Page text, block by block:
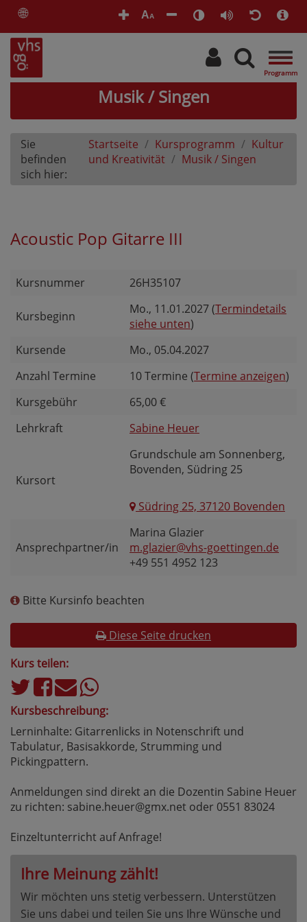
🌐 AA
Musik / Singen
Sie
befinden
sich hier:
Startseite Kursprogramm
Kultur
und Kreativität
Musik / Singen
Acoustic Pop Gitarre III
Kursnummer 26H35107
Kursbeginn Mo., 11.01.2027 (Termindetails
siehe unten)
Kursende
Mo., 05.04.2027
Anzahl Termine
10 Termine (Termine anzeigen)
Kursgebühr
65,00 €
Lehrkraft
Sabine Heuer
Kursort
Grundschule am Sonnenberg,
Bovenden, Südring 25
Südring 25, 37120 Bovenden
Ansprechpartner/in
Marina Glazier
m.glazier@vhs-goettingen.de
+49 551 4952 123
Bitte Kursinfo beachten
Diese Seite drucken
Kurs teilen:
Kursbeschreibung:
Lerninhalte: Gitarrenlicks in Notenschrift und
Tabulatur, Basisakkorde, Strumming und
Pickingpattern.
Anmeldungen sind direkt an die Dozentin Sabine Heuer
zu richten: sabine.heuer@gmx.net oder 0551 83024
Einzeltunterricht auf Anfrage!
Ihre Meinung zählt!
Wir möchten uns stetig verbessern. Unterstützen
Sie uns dabei und teilen Sie uns Ihre Wünsche und